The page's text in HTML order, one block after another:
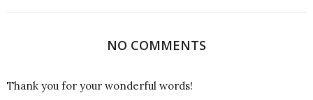
NO COMMENTS
Thank you for your wonderful words!